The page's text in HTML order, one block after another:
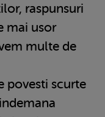
raspunsuri
mai usor
multe de
povesti scurte